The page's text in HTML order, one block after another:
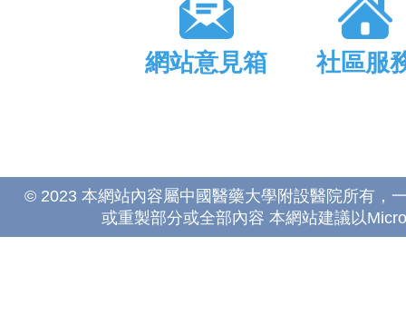
網站意見箱 社區服
© 2023 本網站內容屬中國醫藥大學附設醫院所有，
或重製部分或全部內容 本網站建議以